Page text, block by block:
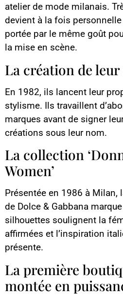
atelier de mode milanais.
devient à la fois
portée par le même goût
la mise en scène.
La création de
En 1982, ils lancent leur
stylisme. Ils travaillent
marques avant de signer
créations sous leur nom.
La collection
Women’
Présentée en 1986 à Milan,
de Dolce & Gabbana
silhouettes soulignent la
affirmées et l’inspiration
présente.
La première
montée en